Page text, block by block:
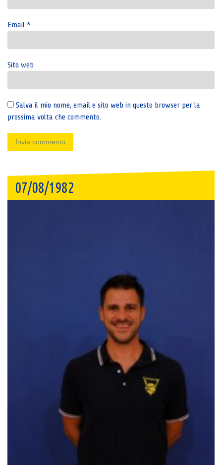
Email *
Sito web
Salva il mio nome, email e sito web in questo browser per la
prossima volta che commento.
07/08/1982